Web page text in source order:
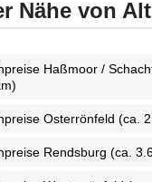
Nähe von
Haßmoor /
Osterrönfeld (ca.
Rendsburg (ca.